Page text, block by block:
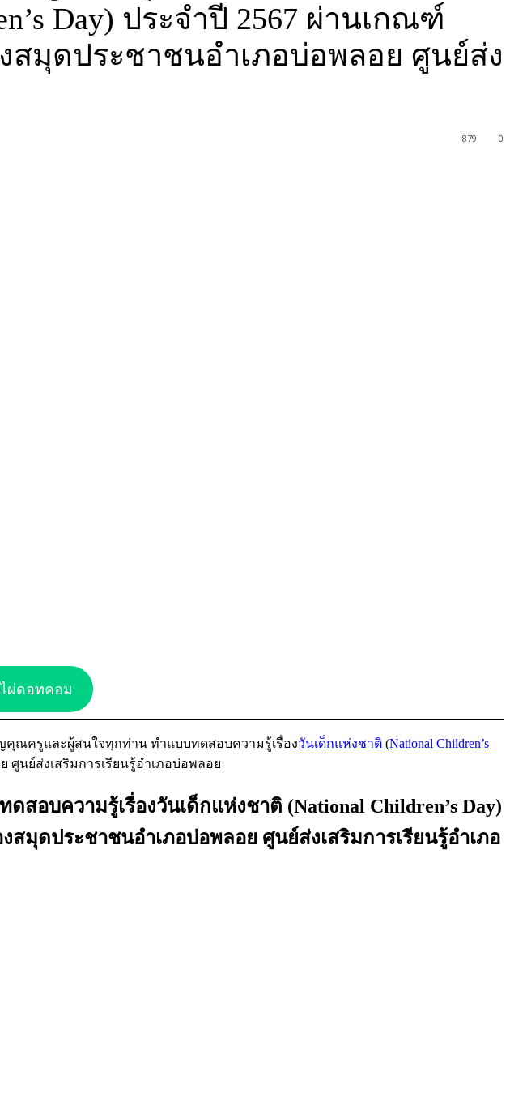
Day) ประจำปี 2567 ผ่านเกณฑ์
สมุดประชาชนอำเภอบ่อพลอย ศูนย์ส่ง
0
879
ไผ่ดอทคอม
คุณครูและผู้สนใจทุกท่าน ทำแบบทดสอบความรู้เรื่องวันเด็กแห่งชาติ (National Children’s
ศูนย์ส่งเสริมการเรียนรู้อำเภอบ่อพลอย
บความรู้เรื่องวันเด็กแห่งชาติ (National Children’s Day)
มุดประชาชนอำเภอบ่อพลอย ศูนย์ส่งเสริมการเรียนรู้อำเภอ